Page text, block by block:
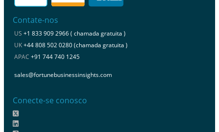
Contate-nos
US +1 833 909 2966 ( chamada gratuita )
UK+44 808 502 0280 (chamada gratuita )
APAC +91 744 740 1245
sales@fortunebusinessinsights.com
Conecte-se conosco